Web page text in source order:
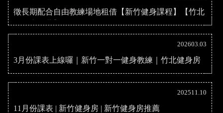
徵長期配合自由教練場地租借【新竹健身課程】【竹北
健身房推薦】
202603.03
3月份課表上線囉｜新竹一對一健身教練｜竹北健身房
202511.10
11月份課表 | 新竹健身房 | 新竹健身房推薦